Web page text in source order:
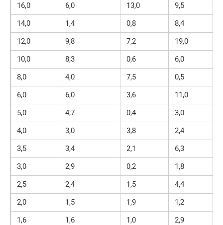
16,0
6,0 13,0
9,5
14,0
1,4 0,8
8,4
12,0
9,8 7,2
19,0
10,0
8,3 0,6
6,0
8,0
4,0 7,5
0,5
6,0
6,0 3,6
11,0
5,0
4,7 0,4
3,0
4,0
3,0 3,8
2,4
3,5
3,4 2,1
6,3
3,0
2,9 0,2
1,8
2,5
2,4 1,5
4,4
2,0
1,5 1,9
1,2
1,6
1,6 1,0
2,9